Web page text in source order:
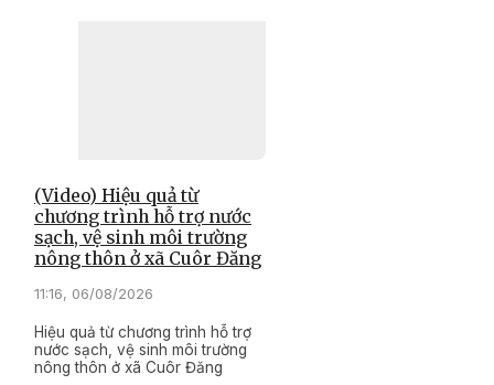
(Video) Hiệu quả từ
chương trình hỗ trợ nước
sạch, vệ sinh môi trường
nông thôn ở xã Cuôr Đăng
11:16, 06/08/2026
Hiệu quả từ chương trình hỗ trợ
nước sạch, vệ sinh môi trường
nông thôn ở xã Cuôr Đăng